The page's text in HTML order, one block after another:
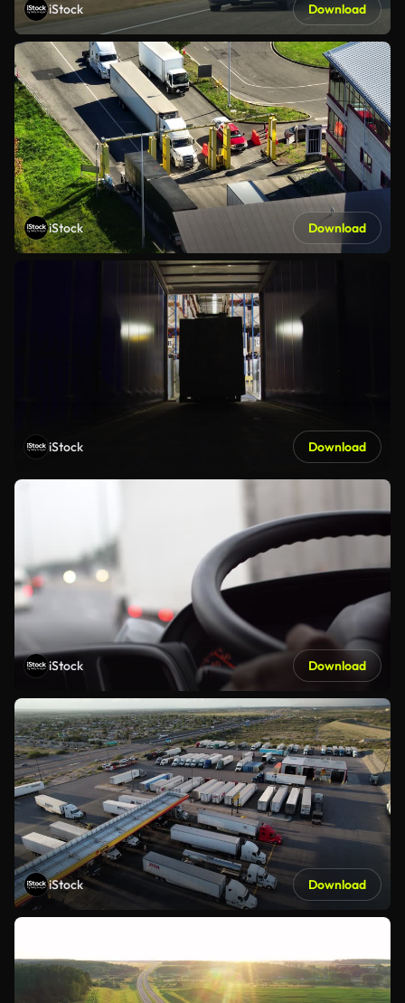
iStock Download
iStock Download
iStock Download
iStock Download
iStock Download